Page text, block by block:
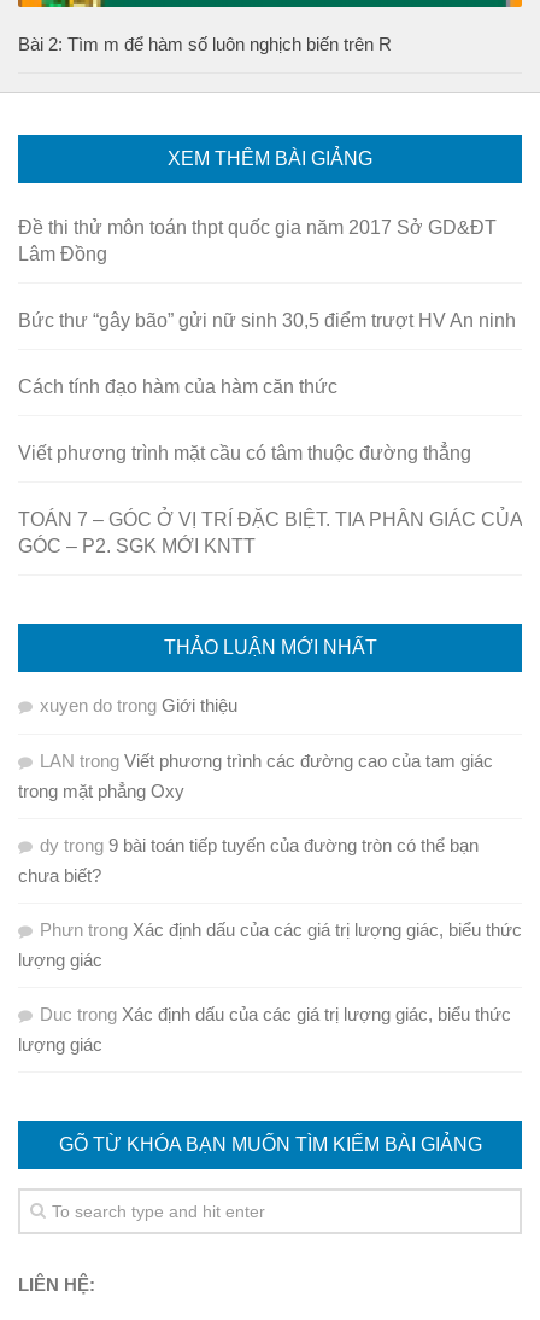
Bài 2: Tìm m để hàm số luôn nghịch biến trên R
XEM THÊM BÀI GIẢNG
Đề thi thử môn toán thpt quốc gia năm 2017 Sở GD&ĐT
Lâm Đồng
Bức thư “gây bão” gửi nữ sinh 30,5 điểm trượt HV An ninh
Cách tính đạo hàm của hàm căn thức
Viết phương trình mặt cầu có tâm thuộc đường thẳng
TOÁN 7 – GÓC Ở VỊ TRÍ ĐẶC BIỆT. TIA PHÂN GIÁC CỦA
GÓC – P2. SGK MỚI KNTT
THẢO LUẬN MỚI NHẤT
xuyen do trong Giới thiệu
LAN trong Viết phương trình các đường cao của tam giác
trong mặt phẳng Oxy
dy trong 9 bài toán tiếp tuyến của đường tròn có thể bạn
chưa biết?
Phưn trong Xác định dấu của các giá trị lượng giác, biểu thức
lượng giác
Duc trong Xác định dấu của các giá trị lượng giác, biểu thức
lượng giác
GÕ TỪ KHÓA BẠN MUỐN TÌM KIẾM BÀI GIẢNG
LIÊN HỆ: